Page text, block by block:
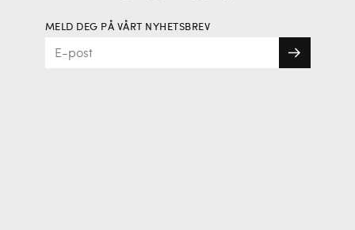
MELD DEG PÅ VÅRT NYHETSBREV